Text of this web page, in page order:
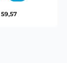
59,57